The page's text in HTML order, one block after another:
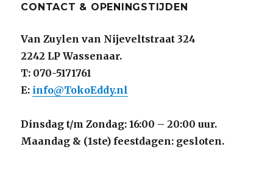
CONTACT & OPENINGSTIJDEN
Van Zuylen van Nijeveltstraat 324
2242 LP Wassenaar.
T: 070-5171761
E: info@TokoEddy.nl
Dinsdag t/m Zondag: 16:00 – 20:00 uur.
Maandag & (1ste) feestdagen: gesloten.